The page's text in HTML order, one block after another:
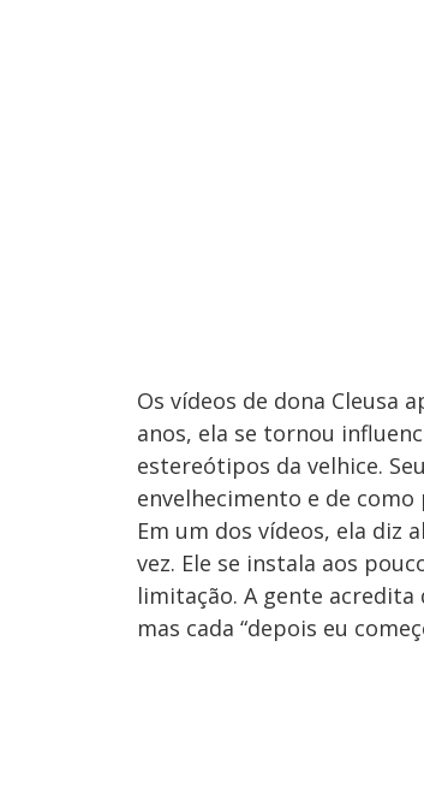
Os vídeos de dona Cleusa
anos, ela se tornou
estereótipos da velhice.
envelhecimento e de
Em um dos vídeos, ela diz
vez. Ele se instala aos
limitação. A gente
mas cada “depois eu